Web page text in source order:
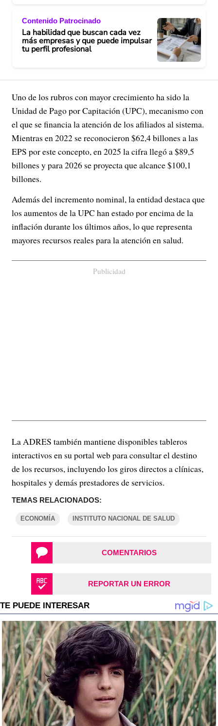
Contenido Patrocinado
La habilidad que buscan cada vez
más empresas y que puede impulsar
tu perfil profesional
Uno de los rubros con mayor crecimiento ha sido la
Unidad de Pago por Capitación (UPC), mecanismo con
el que se financia la atención de los afiliados al sistema.
Mientras en 2022 se reconocieron $62,4 billones a las
EPS por este concepto, en 2025 la cifra llegó a $89,5
billones y para 2026 se proyecta que alcance $100,1
billones.
Además del incremento nominal, la entidad destaca que
los aumentos de la UPC han estado por encima de la
inflación durante los últimos años, lo que representa
mayores recursos reales para la atención en salud.
Publicidad
La ADRES también mantiene disponibles tableros
interactivos en su portal web para consultar el destino
de los recursos, incluyendo los giros directos a clínicas,
hospitales y demás prestadores de servicios.
TEMAS RELACIONADOS:
ECONOMÍA INSTITUTO NACIONAL DE SALUD
COMENTARIOS
REPORTAR UN ERROR